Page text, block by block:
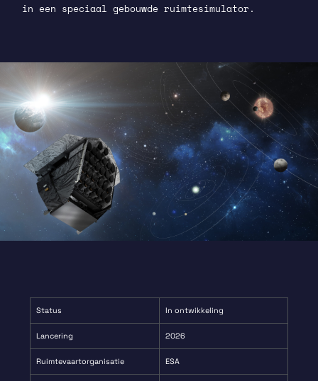
in een speciaal gebouwde ruimtesimulator.
Status In ontwikkeling
Lancering 2026
Ruimtevaartorganisatie ESA